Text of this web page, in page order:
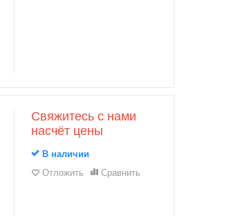
Свяжитесь с нами
насчёт цены
В наличии
Отложить
Сравнить